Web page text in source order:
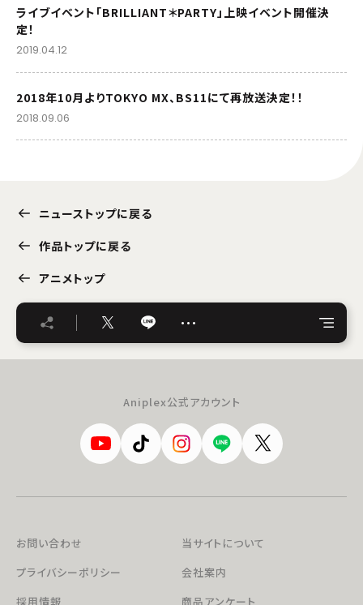
ライブイベント「BRILLIANT＊PARTY」上映イベント開催決
定！
2019.04.12
2018年10月よりTOKYO MX、BS11にて再放送決定！！
2018.09.06
ニューストップに戻る
作品トップに戻る
アニメトップ
…
Aniplex公式アカウント
お問い合わせ
当サイトについて
プライバシーポリシー
会社案内
採用情報
商品アンケート